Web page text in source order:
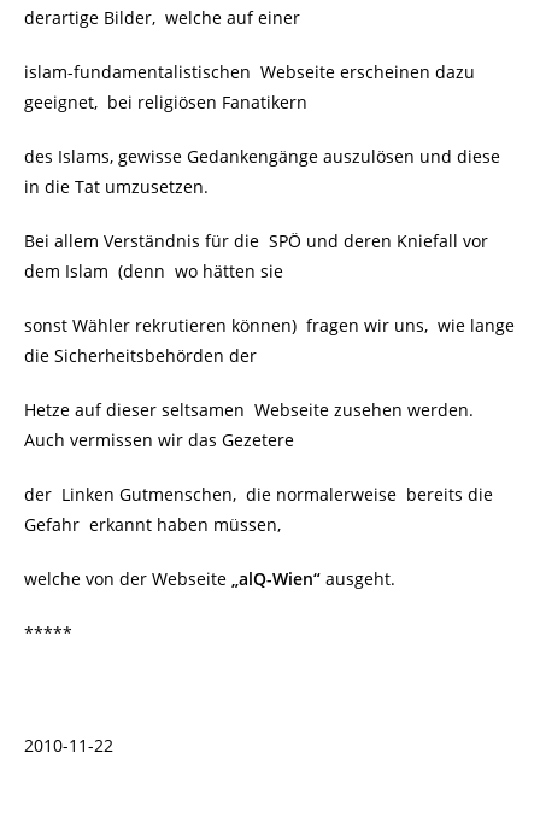
derartige Bilder, welche auf einer
islam-fundamentalistischen Webseite erscheinen dazu
geeignet, bei religiösen Fanatikern
des Islams, gewisse Gedankengänge auszulösen und diese
in die Tat umzusetzen.
Bei allem Verständnis für die SPÖ und deren Kniefall vor
dem Islam (denn wo hätten sie
sonst Wähler rekrutieren können) fragen wir uns, wie lange
die Sicherheitsbehörden der
Hetze auf dieser seltsamen Webseite zusehen werden.
Auch vermissen wir das Gezetere
der Linken Gutmenschen, die normalerweise bereits die
Gefahr erkannt haben müssen,
welche von der Webseite „alQ-Wien“ ausgeht.
*****
2010-11-22